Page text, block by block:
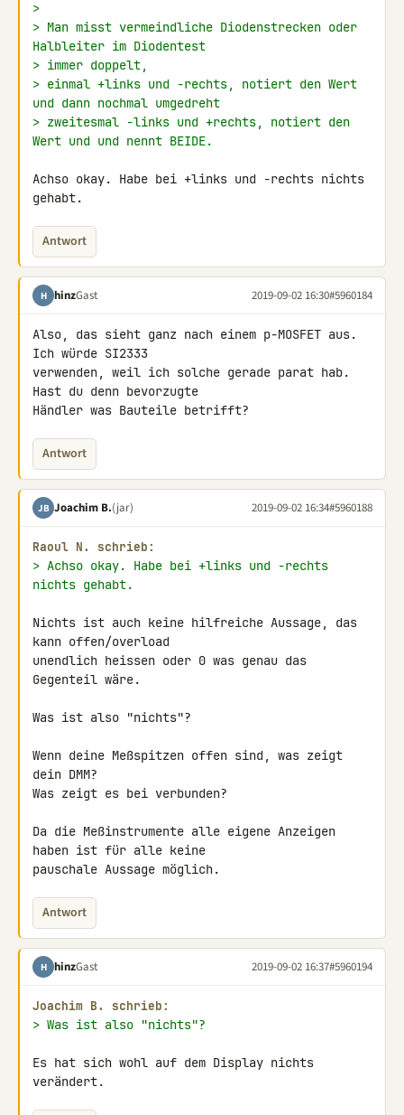
>
> Man misst vermeindliche Diodenstrecken oder
Halbleiter im Diodentest
> immer doppelt,
> einmal +links und -rechts, notiert den Wert
und dann nochmal umgedreht
> zweitesmal -links und +rechts, notiert den
Wert und und nennt BEIDE.
Achso okay. Habe bei +links und -rechts nichts
gehabt.
Antwort
H hinzGast 2019-09-02 16:30#5960184
Also, das sieht ganz nach einem p-MOSFET aus.
Ich würde SI2333
verwenden, weil ich solche gerade parat hab.
Hast du denn bevorzugte
Händler was Bauteile betrifft?
Antwort
JB Joachim B.(jar) 2019-09-02 16:34#5960188
Raoul N. schrieb:
> Achso okay. Habe bei +links und -rechts
nichts gehabt.
Nichts ist auch keine hilfreiche Aussage, das
kann offen/overload
unendlich heissen oder 0 was genau das
Gegenteil wäre.
Was ist also "nichts"?
Wenn deine Meßspitzen offen sind, was zeigt
dein DMM?
Was zeigt es bei verbunden?
Da die Meßinstrumente alle eigene Anzeigen
haben ist für alle keine
pauschale Aussage möglich.
Antwort
H hinzGast 2019-09-02 16:37#5960194
Joachim B. schrieb:
> Was ist also "nichts"?
Es hat sich wohl auf dem Display nichts
verändert.